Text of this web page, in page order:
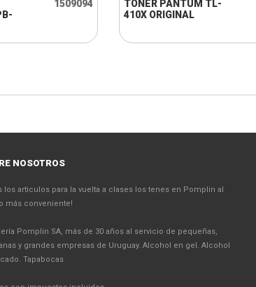
1509094
TONER PANTUM TL-
410X ORIGINAL
NOSOTROS
los articulos para la vuelta a clases los tenes en Pomplin al
más conveniente!
Pomplin SA, más de 30 años al servicio de pequeñas,
y grandes empresas de Uruguay. Alcohol en gel. Alcohol
Tapabocas